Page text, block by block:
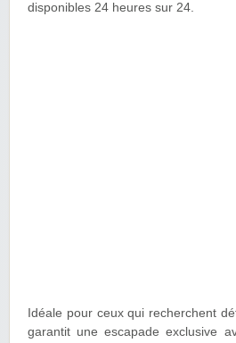
disponibles 24 heures sur 24.
Idéale pour ceux qui recherchent
garantit une escapade exclusive